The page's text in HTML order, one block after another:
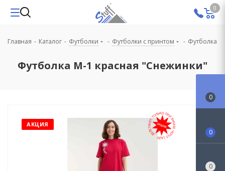
0
Футболка М-1 красная "Снежинки"
Главная - Каталог - Футболки - Футболки с принтом - Футболка
АКЦИЯ
0
0
0